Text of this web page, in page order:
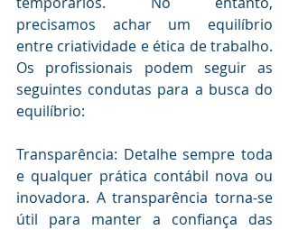
precisamos achar um equilíbrio
entre criatividade e ética de trabalho.
Os profissionais podem seguir as
seguintes condutas para a busca do
equilíbrio:
Transparência: Detalhe sempre toda
e qualquer prática contábil nova ou
inovadora. A transparência torna-se
útil para manter a confiança das